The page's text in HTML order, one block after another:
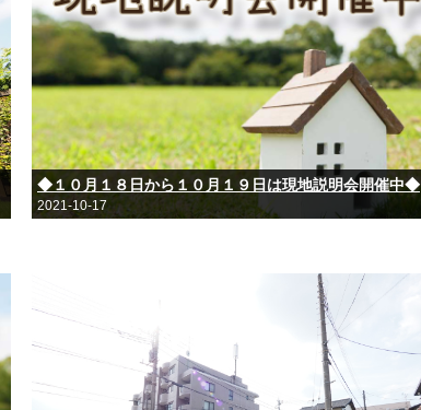
◆１０月１８日から１０月１９日は現地説明会開催中◆
2021-10-17